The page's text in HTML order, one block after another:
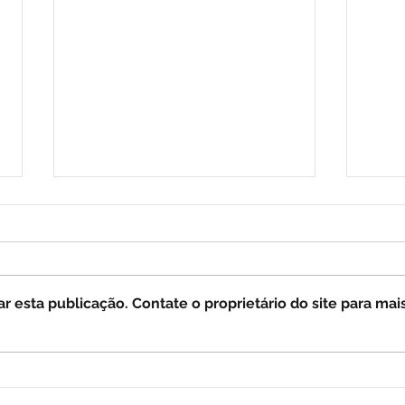
MEDJUGORJE: Uma
Maria a Mirjana (vídeo)
O
esta publicação. Contate o proprietário do site para